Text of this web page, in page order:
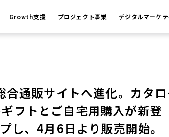
Growth支援 プロジェクト事業 デジタルマーケ
通販サイトへ進化。カタ
フトとご自宅用購入が新登
し、4月6日より販売開始。